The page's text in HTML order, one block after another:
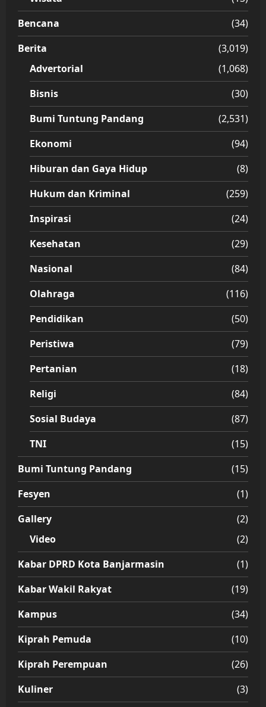
Bencana
(34)
Berita
(3,019)
Advertorial
(1,068)
Bisnis
(30)
Bumi Tuntung Pandang
(2,531)
Ekonomi
(94)
Hiburan dan Gaya Hidup
(8)
Hukum dan Kriminal
(259)
Inspirasi
(24)
Kesehatan
(29)
Nasional
(84)
Olahraga
(116)
Pendidikan
(50)
Peristiwa
(79)
Pertanian
(18)
Religi
(84)
Sosial Budaya
(87)
TNI
(15)
Bumi Tuntung Pandang
(15)
Fesyen
(1)
Gallery
(2)
Video
(2)
Kabar DPRD Kota Banjarmasin
(1)
Kabar Wakil Rakyat
(19)
Kampus
(34)
Kiprah Pemuda
(10)
Kiprah Perempuan
(26)
Kuliner
(3)